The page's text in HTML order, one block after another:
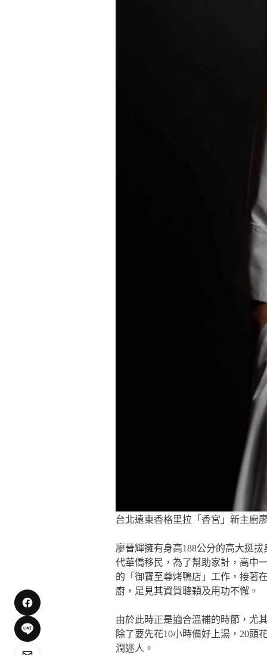
台北遠東香格里拉「香宮」新主廚
廖晉輝擁有身高188公分的高大挺
代華僑移民，為了幫助家計，高中
的「御寶至尊烤鴨店」工作，接著
廚，足見其資質聰穎及用功不懈。
由於此時正是適合溫補的時節，尤
除了要先花10小時備好上湯，20頭
潤迷人。